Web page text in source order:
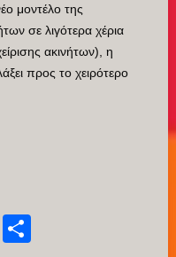
μοντέλο της
σε λιγότερα χέρια
ακινήτων), η
προς το χειρότερο
Email